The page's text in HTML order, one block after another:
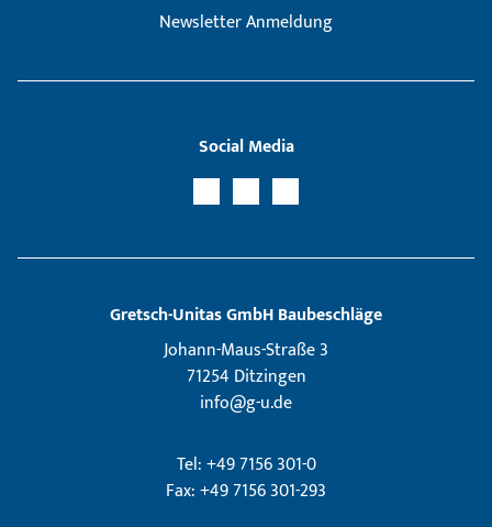
Newsletter Anmeldung
Social Media
Gretsch­-Unitas GmbH Baubeschläge
Johann-Maus-Straße 3
71254 Ditzingen
info@g-u.de
Tel: +49 7156 301-0
Fax: +49 7156 301-293